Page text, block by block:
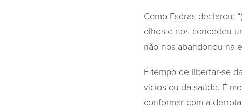
Como Esdras declarou:
olhos e nos concedeu
não nos abandonou na
É tempo de libertar-se
vícios ou da saúde. É
conformar com a